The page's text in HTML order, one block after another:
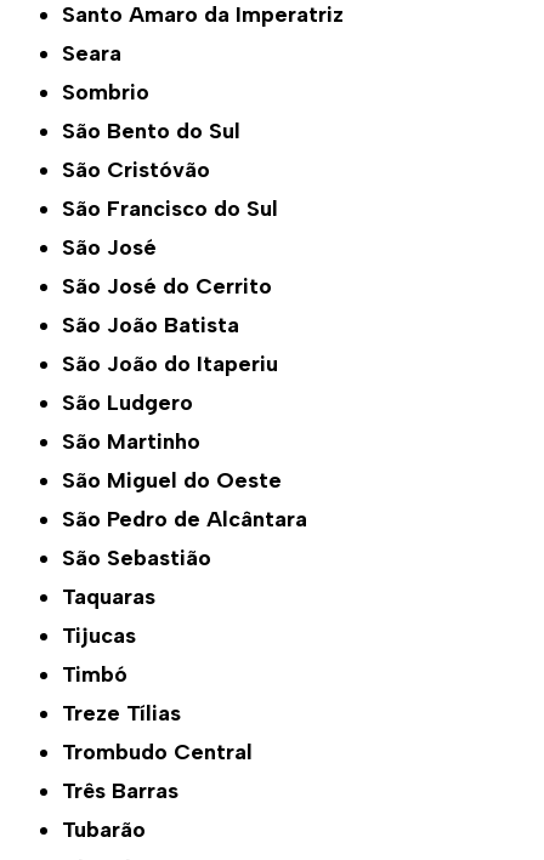
Santo Amaro da Imperatriz
Seara
Sombrio
São Bento do Sul
São Cristóvão
São Francisco do Sul
São José
São José do Cerrito
São João Batista
São João do Itaperiu
São Ludgero
São Martinho
São Miguel do Oeste
São Pedro de Alcântara
São Sebastião
Taquaras
Tijucas
Timbó
Treze Tílias
Trombudo Central
Três Barras
Tubarão